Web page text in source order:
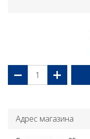
− +
Адрес магазина